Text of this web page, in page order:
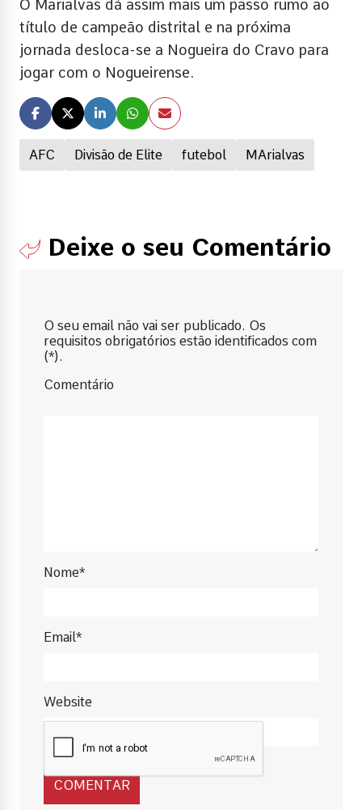
AFC Divisão de Elite futebol MArialvas
O Marialvas dá assim mais um passo rumo ao
título de campeão distrital e na próxima
jornada desloca-se a Nogueira do Cravo para
jogar com o Nogueirense.
Deixe o seu Comentário
O seu email não vai ser publicado. Os
requisitos obrigatórios estão identificados com
(*).
Comentário
Nome*
Email*
Website